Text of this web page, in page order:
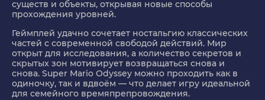
существ и объекты, открывая новые способы
прохождения уровней.
Геймплей удачно сочетает ностальгию классических
частей с современной свободой действий. Мир
открыт для исследования, а количество секретов и
скрытых зон мотивирует возвращаться снова и
снова. Super Mario Odyssey можно проходить как в
одиночку, так и вдвоём — что делает игру идеальной
для семейного времяпрепровождения.